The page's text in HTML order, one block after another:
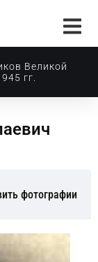
Великой
гг.
фотографии